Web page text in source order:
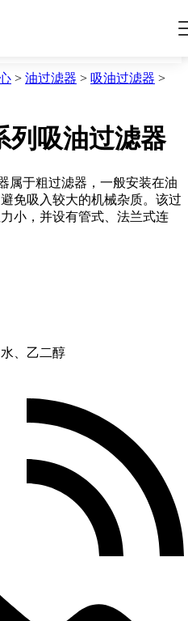
> 油过滤器 > 吸油过滤器 >
列吸油过滤器
属于粗过滤器，一般安装在油
免吸入较大的机械杂质。该过
小，并设有管式、法兰式连
、乙二醇